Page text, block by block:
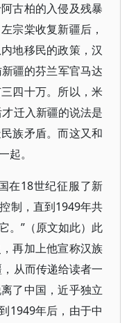
古柏的入侵及残暴
宗棠收复新疆后，
地移民的政策，汉
疆的芬兰军官马达
四十万。所以，米
迁入新疆的说法是
族矛盾。而这又和
起。
在18世纪征服了新
制，直到1949年共
。”（原文如此）此
再加上他宣称汉族
从而传递给读者一
了中国，近乎独立
1949年后，由于中